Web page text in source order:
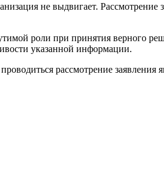
не выдвигает. Рассмотрение
роли при принятия верного
указанной информации.
рассмотрение заявления